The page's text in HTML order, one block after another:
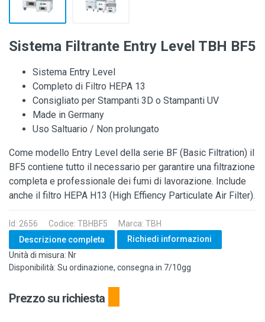
Sistema Filtrante Entry Level TBH BF5
Sistema Entry Level
Completo di Filtro HEPA 13
Consigliato per Stampanti 3D o Stampanti UV
Made in Germany
Uso Saltuario / Non prolungato
Come modello Entry Level della serie BF (Basic Filtration) il
BF5 contiene tutto il necessario per garantire una filtrazione
completa e professionale dei fumi di lavorazione. Include
anche il filtro HEPA H13 (High Effiency Particulate Air Filter).
Id: 2656 Codice: TBHBF5
Marca: TBH
Descrizione completa
Richiedi informazioni
Unità di misura: Nr
Disponibilità: Su ordinazione, consegna in 7/10gg
Prezzo su richiesta